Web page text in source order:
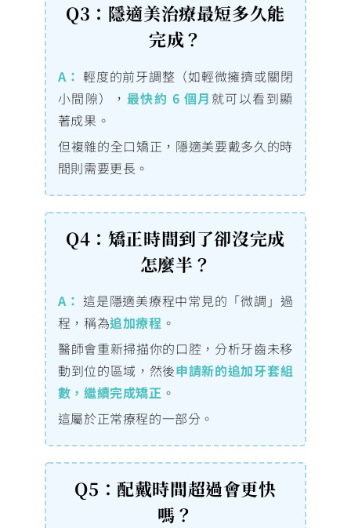
Q3：隱適美治療最短多久能
完成？
A： 輕度的前牙調整（如輕微擁擠或關閉
小間隙）， 最快約 6 個月 就可以看到顯
著成果。
但複雜的全口矯正，隱適美要戴多久的時
間則需要更長。
Q4：矯正時間到了卻沒完成
怎麼半？
A： 這是隱適美療程中常見的「微調」過
程，稱為追加療程 。
醫師會重新掃描你的口腔，分析牙齒未移
動到位的區域，然後申請新的追加牙套組
數，繼續完成矯正 。
這屬於正常療程的一部分。
Q5：配戴時間超過會更快
嗎？